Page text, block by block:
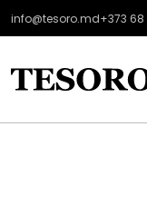
info@tesoro.md+373